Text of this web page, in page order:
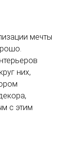
мечты
них,
с этим